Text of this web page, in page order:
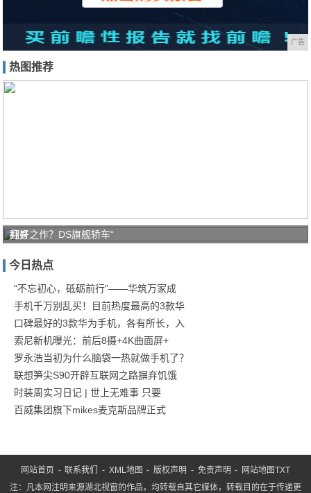
广告
热图推荐
打好
防疫
保卫
战！
商汤
翻身之作？DS旗舰轿车“
今日热点
“不忘初心，砥砺前行”——华筑万家成
手机千万别乱买！目前热度最高的3款华
口碑最好的3款华为手机，各有所长，入
索尼新机曝光：前后8摄+4K曲面屏+
罗永浩当初为什么脑袋一热就做手机了？
联想笋尖S90开辟互联网之路摒弃饥饿
时装周实习日记 | 世上无难事 只要
百威集团旗下mikes麦克斯品牌正式
网站首页 -联系我们 - XML地图 -版权声明 - 免责声明 - 网站地图TXT
注：凡本网注明来源湖北视窗的作品，均转载自其它媒体，转载目的在于传递更